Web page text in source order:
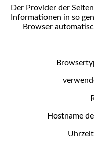
Der Provider der
Informationen in so
Browser
Hostname